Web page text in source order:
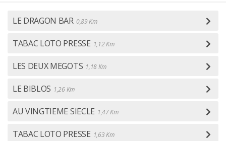
LE DRAGON BAR 0,89 Km
TABAC LOTO PRESSE 1,12 Km
LES DEUX MEGOTS 1,18 Km
LE BIBLOS 1,26 Km
AU VINGTIEME SIECLE 1,47 Km
TABAC LOTO PRESSE 1,63 Km